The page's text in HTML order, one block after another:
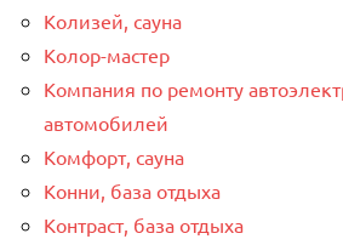
Колизей, сауна
Колор-мастер
Компания по ремонту
автомобилей
Комфорт, сауна
Конни, база отдыха
Контраст, база отдыха